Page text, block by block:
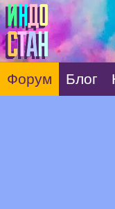
Форум Блог